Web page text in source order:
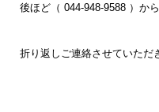
後ほど（ 044-948-9588 ）から
折り返しご連絡させていただ